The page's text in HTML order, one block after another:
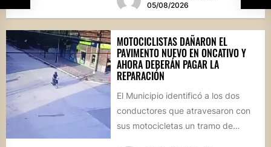
05/08/2026
MOTOCICLISTAS DAÑARON EL
PAVIMENTO NUEVO EN ONCATIVO Y
AHORA DEBERÁN PAGAR LA
REPARACIÓN
El Municipio identificó a los dos
conductores que atravesaron con
sus motocicletas un tramo de